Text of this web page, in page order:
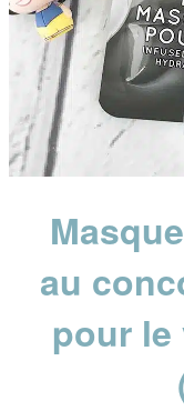
au
pour le